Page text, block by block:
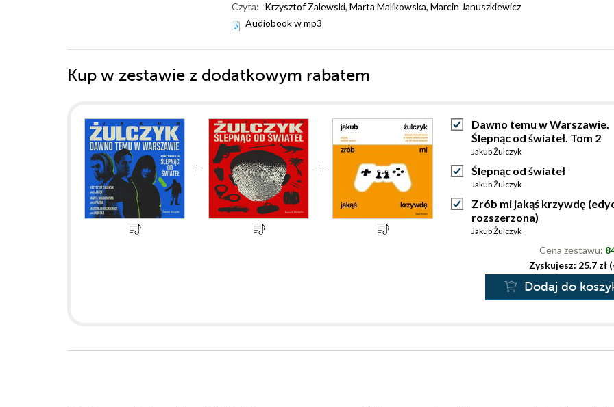
Czyta: Krzysztof Zalewski, Marta Malikowska, Marcin Januszkiewicz
Audiobook w mp3
Kup w zestawie z dodatkowym rabatem
Dawno temu w Warszawie.
Ślepnąc od świateł. Tom 2
Jakub Żulczyk
Ślepnąc od świateł
Jakub Żulczyk
Zrób mi jakąś krzywdę
rozszerzona)
Jakub Żulczyk
Cena zestawu:
Zyskujesz: 25.7 zł
Dodaj do